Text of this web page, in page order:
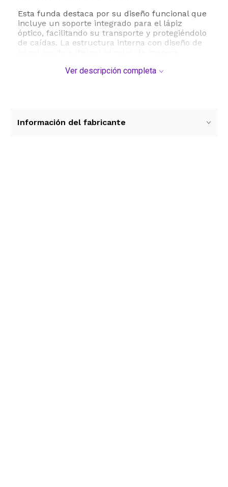
Esta funda destaca por su diseño funcional que
incluye un soporte integrado para el lápiz
óptico, facilitando su transporte y protegiéndolo
de caídas. La estructura interna con diseño de
Fabricada con materiales de alta resistencia,
carga de 2 a 3 horas, ideal para llevar a la
Ver descripción completa
Información del fabricante